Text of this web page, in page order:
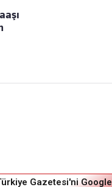
Gazetesi'ni Google